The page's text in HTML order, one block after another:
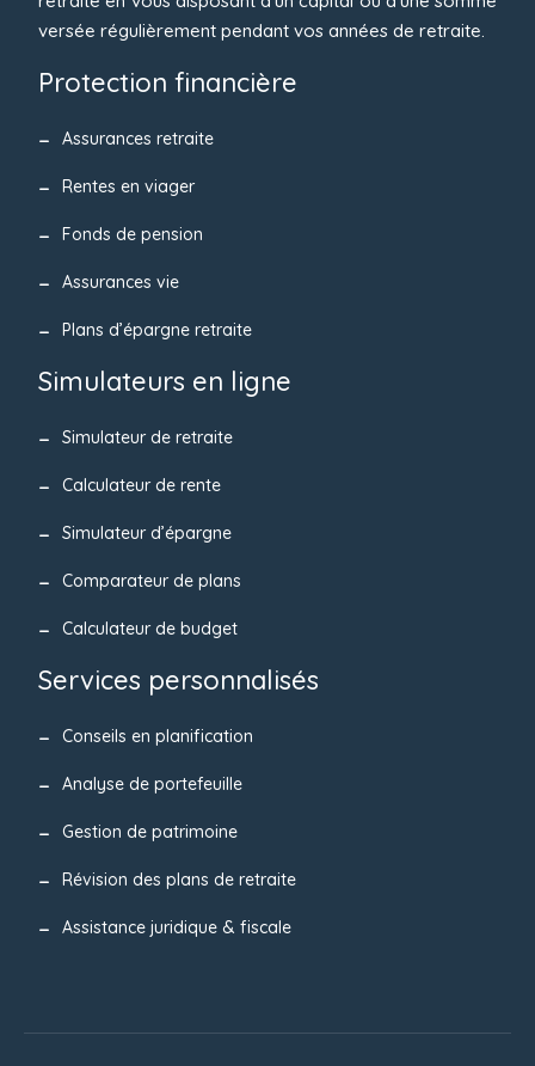
versée régulièrement pendant vos années de retraite.
Protection financière
Assurances retraite
Rentes en viager
Fonds de pension
Assurances vie
Plans d’épargne retraite
Simulateurs en ligne
Simulateur de retraite
Calculateur de rente
Simulateur d’épargne
Comparateur de plans
Calculateur de budget
Services personnalisés
Conseils en planification
Analyse de portefeuille
Gestion de patrimoine
Révision des plans de retraite
Assistance juridique & fiscale